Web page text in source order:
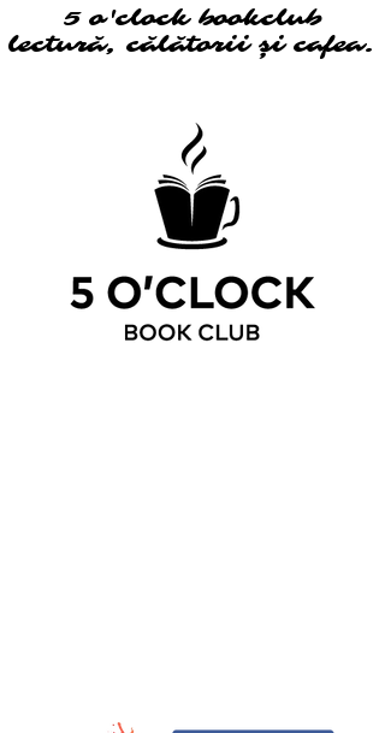
5 o'clock bookclub
lectură, călătorii și cafea.
5 o'clock bookclub
lectură, călătorii și cafea.